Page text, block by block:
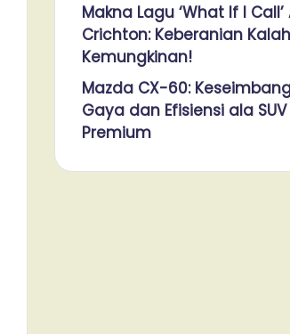
Makna Lagu ‘What If I Call’
Crichton: Keberanian
Kemungkinan!
Mazda CX-60:
Gaya dan Efisiensi ala
Premium